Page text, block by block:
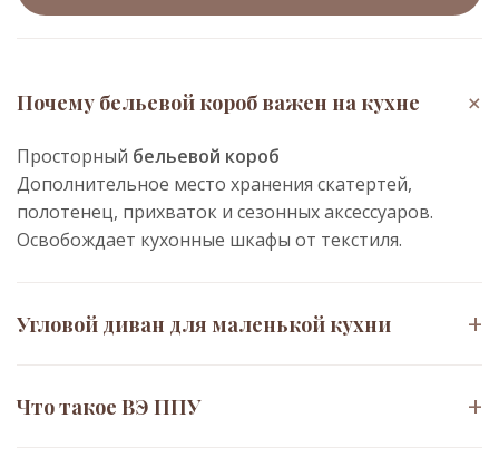
Почему бельевой короб важен на кухне +
Просторный бельевой короб
Дополнительное место хранения скатертей,
полотенец, прихваток и сезонных аксессуаров.
Освобождает кухонные шкафы от текстиля.
Угловой диван для маленькой кухни +
Использует «мёртвую» зону угла. За счёт Г-
Что такое ВЭ ППУ +